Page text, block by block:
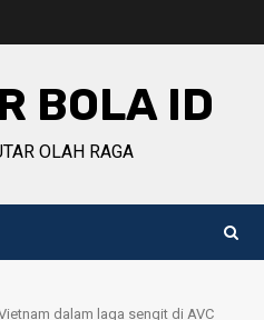
BOLA ID
OLAH RAGA
dalam laga sengit di AVC